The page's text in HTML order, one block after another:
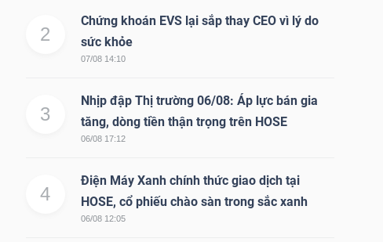
2
Chứng khoán EVS lại sắp thay CEO vì lý do
sức khỏe
07/08 14:10
3
Nhịp đập Thị trường 06/08: Áp lực bán gia
tăng, dòng tiền thận trọng trên HOSE
06/08 17:12
4
Điện Máy Xanh chính thức giao dịch tại
HOSE, cổ phiếu chào sàn trong sắc xanh
06/08 12:05